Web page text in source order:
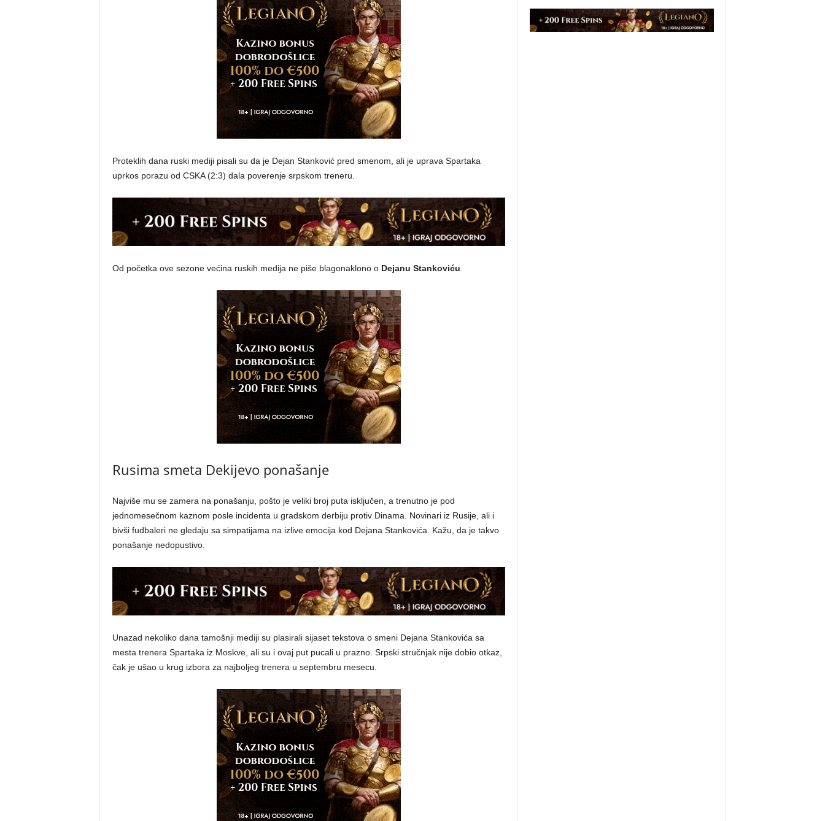
Proteklih dana ruski mediji pisali su da je Dejan Stanković pred smenom, ali je uprava Spartaka
uprkos porazu od CSKA (2:3) dala poverenje srpskom treneru.
Od početka ove sezone većina ruskih medija ne piše blagonaklono o Dejanu Stankoviću
Rusima smeta Dekijevo ponašanje
Najviše mu se zamera na ponašanju, pošto je veliki broj puta isključen, a trenutno je pod
jednomesečnom kaznom posle incidenta u gradskom derbiju protiv Dinama. Novinari iz Rusije, ali i
bivši fudbaleri ne gledaju sa simpatijama na izlive emocija kod Dejana Stankovića. Kažu, da je takvo
ponašanje nedopustivo.
Unazad nekoliko dana tamošnji mediji su plasirali sijaset tekstova o smeni Dejana Stankovića sa
mesta trenera Spartaka iz Moskve, ali su i ovaj put pucali u prazno. Srpski stručnjak nije dobio otkaz,
čak je ušao u krug izbora za najboljeg trenera u septembru mesecu.